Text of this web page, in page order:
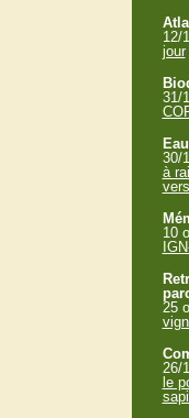
12/
jour
31/
30/
à
10
25
26/
le